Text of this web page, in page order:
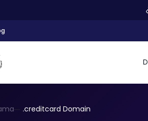
.creditcard Domain